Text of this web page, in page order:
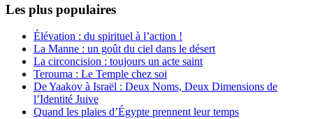
Les plus populaires
Élévation : du spirituel à l’action !
La Manne : un goût du ciel dans le désert
La circoncision : toujours un acte saint
Terouma : Le Temple chez soi
De Yaakov à Israël : Deux Noms, Deux Dimensions de
l’Identité Juive
Quand les plaies d’Égypte prennent leur temps